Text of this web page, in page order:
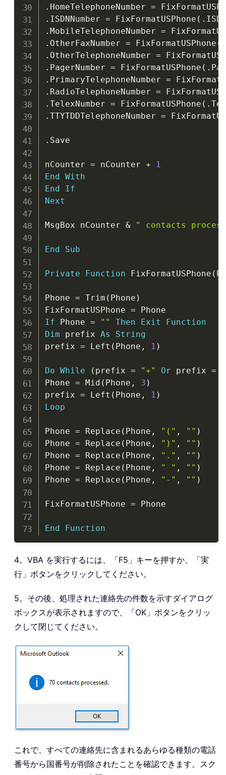
. HomeTelephoneNumber =
. ISDNNumber = FixFormatUSPhone ( .
. MobileTelephoneNumber =
. OtherFaxNumber = FixFormatUSPhone (
. OtherTelephoneNumber =
. PagerNumber = FixFormatUSPhone ( .
. PrimaryTelephoneNumber =
. RadioTelephoneNumber =
. TelexNumber = FixFormatUSPhone ( .
. TTYTDDTelephoneNumber =
. Save
nCounter = nCounter +
1
End With
End
If
Next
MsgBox nCounter & " contacts
End Sub
Private Function FixFormatUSPhone (
Phone = Trim ( Phone )
FixFormatUSPhone =
If Phone = "" Then Exit
Function
Dim prefix As
String
prefix = Left ( Phone , 1 )
Do While ( prefix = "+" Or prefix =
Phone = Mid ( Phone , 3 )
prefix = Left ( Phone , 1 )
Loop
Phone = Replace ( Phone , "(" , "" )
Phone = Replace ( Phone , ")" , "" )
Phone = Replace ( Phone , "." , "" )
Phone = Replace ( Phone , " " , "" )
Phone = Replace ( Phone , "-" , "" )
FixFormatUSPhone = Phone
End Function
4。VBA を実行するには、「F5」キーを押すか、「実
行」ボタンをクリックしてください。
5。その後、処理された連絡先の件数を示すダイアログ
ボックスが表示されますので、「OK」ボタンをクリッ
クして閉じてください。
これで、すべての連絡先に含まれるあらゆる種類の電話
番号から国番号が削除されたことを確認できます。スク